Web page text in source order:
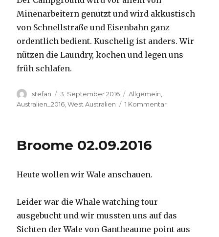
Minenarbeitern genutzt und wird akkustisch
von Schnellstraße und Eisenbahn ganz
ordentlich bedient. Kuschelig ist anders. Wir
nützen die Laundry, kochen und legen uns
früh schlafen.
Autor
stefan
Veröffentlicht
am
3. September 2016 Kategorien
Allgemein
Australien_2016 ,West Australien 1 Kommentarzu
Broome 02.09.2016
Heute wollen wir Wale anschauen.
Leider war die Whale watching tour
ausgebucht und wir mussten uns auf das
Sichten der Wale von Gantheaume point aus